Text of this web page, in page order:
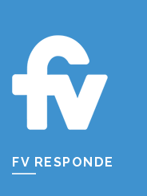
FV RESPONDE